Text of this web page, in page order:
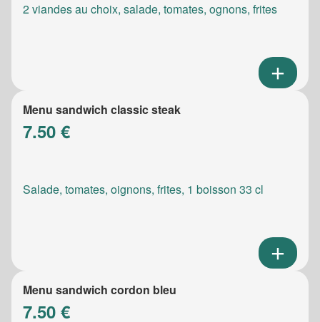
2 viandes au choix, salade, tomates, ognons, frites
Menu sandwich classic steak
7.50 €
Salade, tomates, oignons, frites, 1 boisson 33 cl
Menu sandwich cordon bleu
7.50 €